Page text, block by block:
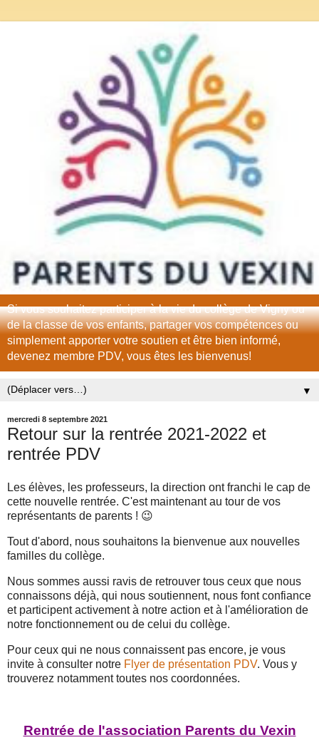
Si vous souhaitez participer à la vie du collège de Vigny ou
de la classe de vos enfants, partager vos compétences ou
simplement apporter votre soutien et être bien informé,
devenez membre PDV, vous êtes les bienvenus!
▼
mercredi 8 septembre 2021
Retour sur la rentrée 2021-2022 et
rentrée PDV
Les élèves, les professeurs, la direction ont franchi le cap de
cette nouvelle rentrée. C'est maintenant au tour de vos
représentants de parents ! 😉
Tout d'abord, nous souhaitons la bienvenue aux nouvelles
familles du collège.
Nous sommes aussi ravis de retrouver tous ceux que nous
connaissons déjà, qui nous soutiennent, nous font confiance
et participent activement à notre action et à l'amélioration de
notre fonctionnement ou de celui du collège.
Pour ceux qui ne nous connaissent pas encore, je vous
invite à consulter notre Flyer de présentation PDV. Vous y
trouverez notamment toutes nos coordonnées.
Rentrée de l'association Parents du Vexin